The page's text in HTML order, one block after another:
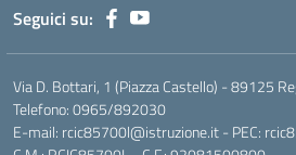
Seguici su:
Via D. Bottari, 1 (Piazza Castello) - 89125
Telefono: 0965/892030
E-mail: rcic85700l@istruzione.it - PEC: